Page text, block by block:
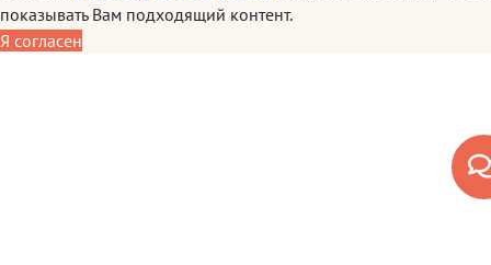
показывать Вам подходящий контент.
Я согласен